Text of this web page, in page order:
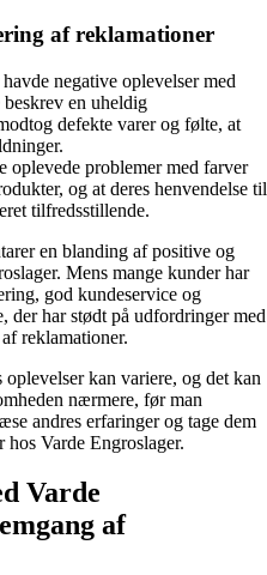
af reklamationer
negative oplevelser med
en uheldig
defekte varer og følte, at
oplevede problemer med farver
og at deres henvendelse til
tilfredsstillende.
en blanding af positive og
Mens mange kunder har
god kundeservice og
der har stødt på udfordringer med
reklamationer.
kan variere, og det kan
nærmere, før man
andres erfaringer og tage dem
Varde Engroslager.
Varde
af